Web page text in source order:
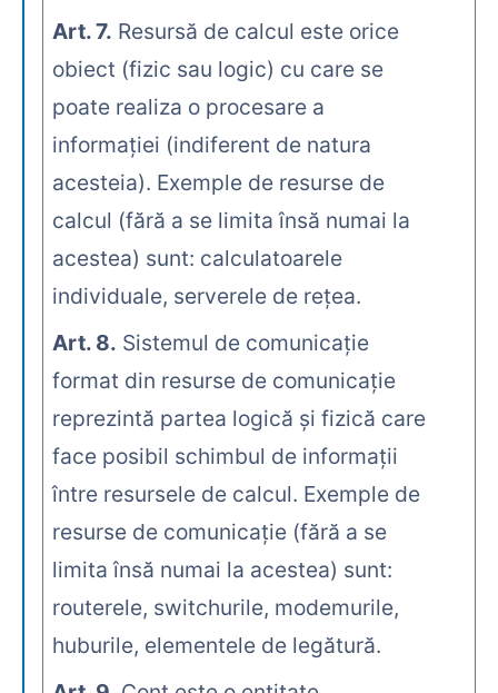
Art. 7. Resursă de calcul este orice
obiect (fizic sau logic) cu care se
poate realiza o procesare a
informaţiei (indiferent de natura
acesteia). Exemple de resurse de
calcul (fără a se limita însă numai la
acestea) sunt: calculatoarele
individuale, serverele de reţea.
Art. 8. Sistemul de comunicaţie
format din resurse de comunicaţie
reprezintă partea logică şi fizică care
face posibil schimbul de informaţii
între resursele de calcul. Exemple de
resurse de comunicaţie (fără a se
limita însă numai la acestea) sunt:
routerele, switchurile, modemurile,
huburile, elementele de legătură.